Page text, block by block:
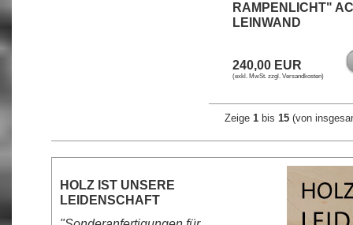
RAMPENLICHT"
LEINWAND
240,00 EUR
(exkl. MwSt. zzgl. Versandkosten)
Zeige 1 bis 15 (von
HOLZ IST UNSERE
LEIDENSCHAFT